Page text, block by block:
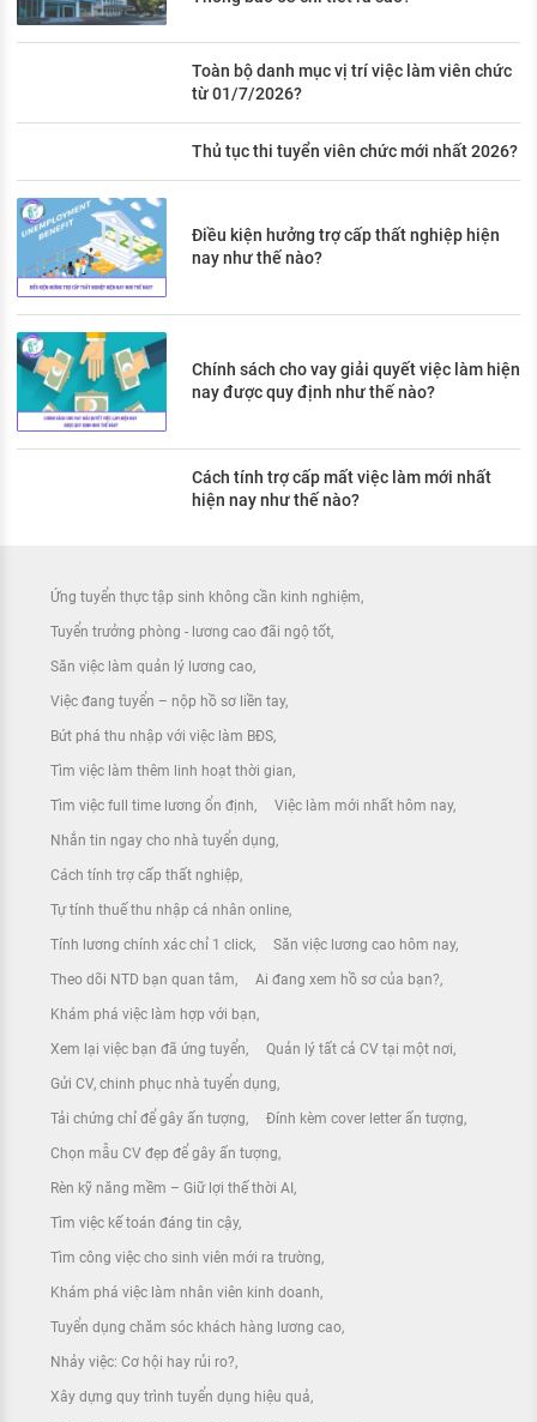
Toàn bộ danh mục vị trí việc làm viên chức
từ 01/7/2026?
Thủ tục thi tuyển viên chức mới nhất 2026?
Điều kiện hưởng trợ cấp thất nghiệp hiện
nay như thế nào?
Chính sách cho vay giải quyết việc làm hiện
nay được quy định như thế nào?
Cách tính trợ cấp mất việc làm mới nhất
hiện nay như thế nào?
Ứng tuyển thực tập sinh không cần kinh nghiệm
Tuyển trưởng phòng - lương cao đãi ngộ tốt
Săn việc làm quản lý lương cao
Việc đang tuyển – nộp hồ sơ liền tay
Bứt phá thu nhập với việc làm BĐS
Tìm việc làm thêm linh hoạt thời gian
Tìm việc full time lương ổn định Việc làm mới nhất hôm nay
Nhắn tin ngay cho nhà tuyển dụng
Cách tính trợ cấp thất nghiệp
Tự tính thuế thu nhập cá nhân online
Tính lương chính xác chỉ 1 click Săn việc lương cao hôm nay
Theo dõi NTD bạn quan tâm Ai đang xem hồ sơ của bạn?
Khám phá việc làm hợp với bạn
Xem lại việc bạn đã ứng tuyển Quản lý tất cả CV tại một nơi
Gửi CV, chinh phục nhà tuyển dụng
Tải chứng chỉ để gây ấn tượng Đính kèm cover letter ấn tượng
Chọn mẫu CV đẹp để gây ấn tượng
Rèn kỹ năng mềm – Giữ lợi thế thời AI
Tìm việc kế toán đáng tin cậy
Tìm công việc cho sinh viên mới ra trường
Khám phá việc làm nhân viên kinh doanh
Tuyển dụng chăm sóc khách hàng lương cao
Nhảy việc: Cơ hội hay rủi ro?
Xây dựng quy trình tuyển dụng hiệu quả